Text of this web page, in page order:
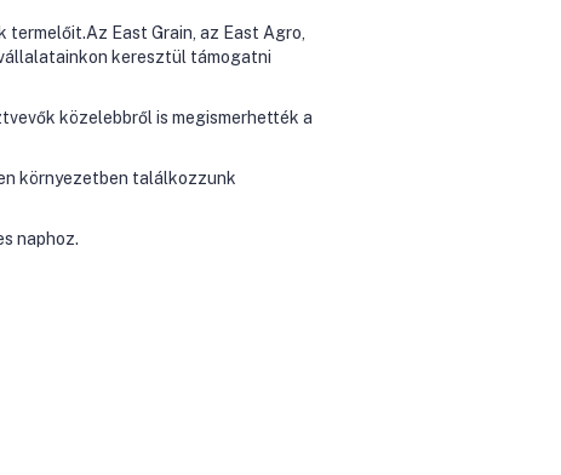
East Grain, az East Agro,
keresztül támogatni
közelebbről is megismerhették a
környezetben találkozzunk
naphoz.